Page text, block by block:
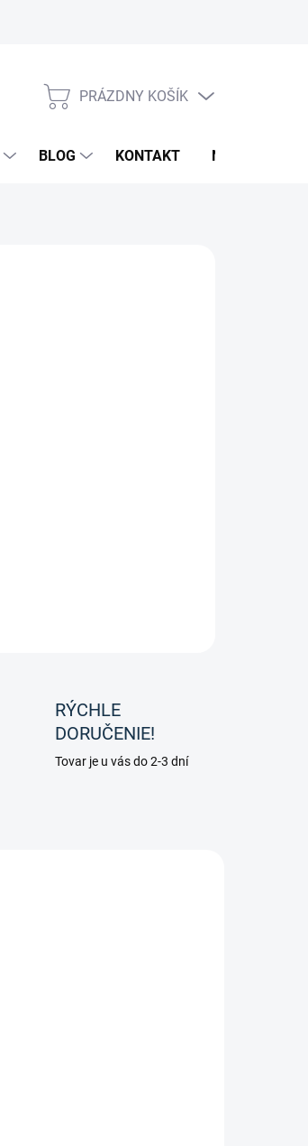
NÁKUPNÝ
PRÁZDNY KOŠÍK
BLOG KONTAKT NOVINKY
RÝCHLE
DORUČENIE!
Tovar je u vás do 2-3 dní